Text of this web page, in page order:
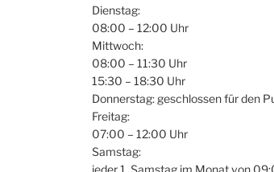
Dienstag:
08:00 – 12:00 Uhr
Mittwoch:
08:00 – 11:30 Uhr
15:30 – 18:30 Uhr
Donnerstag: geschlossen für den
Freitag:
07:00 – 12:00 Uhr
Samstag:
jeder 1. Samstag im Monat von